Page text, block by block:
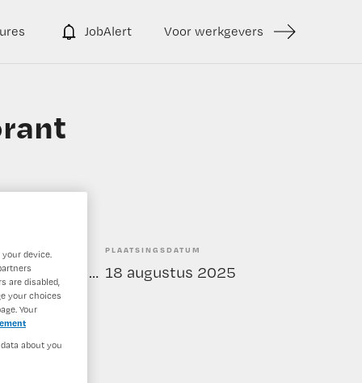
JobAlert Voor werkgevers
Tijdelijk met uitzicht op vast
PLAATSINGSDATUM
18 augustus 2025
device.
are disabled,
your choices
Your
about you